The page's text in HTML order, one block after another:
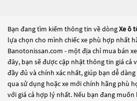
Bạn đang tìm kiếm thông tin về dòngXe ô
lựa chọn cho mình chiếc xe phù hợp nhất
Banotonissan.com - một địa chỉ mua bán
đây, bạn sẽ được cập nhật thông tin giá cả
đầy đủ và chính xác nhất, giúp bạn dễ
qua sử dụng hoặc xe mới chính hãng phù
với giá cả hợp lý nhất. Nếu bạn đang muốn